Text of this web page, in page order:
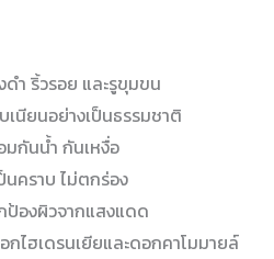
ำ ริ้วรอย และรูขุมขน
เนียนอย่างเป็นธรรมชาติ
กันน้ำ กันเหงื่อ
นคราบ ไม่ตกร่อง
ป้องผิวจากแสงแดด
ไฮเดรนเยียและดอกคาโมมายล์